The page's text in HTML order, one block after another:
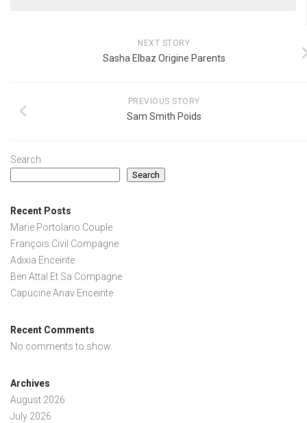
NEXT STORY
Sasha Elbaz Origine Parents
PREVIOUS STORY
Sam Smith Poids
Search
Search
Recent Posts
Marie Portolano Couple
François Civil Compagne
Adixia Enceinte
Ben Attal Et Sa Compagne
Capucine Anav Enceinte
Recent Comments
No comments to show.
Archives
August 2026
July 2026